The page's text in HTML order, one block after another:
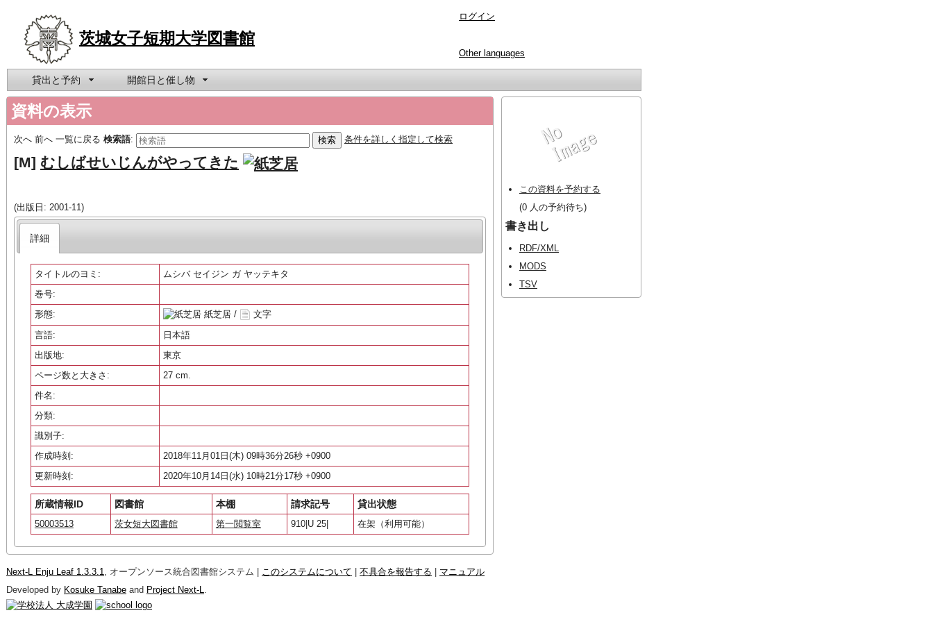
茨城女子短期大学図書館
ログイン
Other languages
貸出と予約 開館日と催し物
資料の表示
次へ 前へ 一覧に戻る 検索語: 条件を詳しく指定して検索
[M] むしばせいじんがやってきた
(出版日: 2001-11)
詳細
タイトルのヨミ:
ムシバ セイジン ガ ヤッテキタ
巻号:
形態:
紙芝居 /
文字
言語:
日本語
出版地:
東京
ページ数と大きさ:
27 cm.
件名:
分類:
識別子:
作成時刻:
2018年11月01日(木) 09時36分26秒 +0900
更新時刻:
2020年10月14日(水) 10時21分17秒 +0900
所蔵情報ID 図書館 本棚 請求記号 貸出状態
50003513 茨女短大図書館 第一閲覧室 910|U 25| 在架（利用可能）
この資料を予約する
(0 人の予約待ち)
書き出し
RDF/XML
MODS
TSV
Next-L Enju Leaf 1.3.3.1 , オープンソース統合図書館システム | このシステムについて 不具合を報告する
マニュアル
Developed by Kosuke Tanabe and Project Next-L